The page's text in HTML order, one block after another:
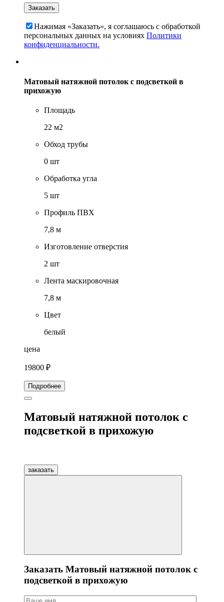
Нажимая «Заказать», я соглашаюсь c обработкой
персональных данных на условиях Политики
конфиденциальности.
Матовый натяжной потолок с подсветкой в
прихожую
Площадь
22 м2
Обход трубы
0 шт
Обработка угла
5 шт
Профиль ПВХ
7,8 м
Изготовление отверстия
2 шт
Лента маскировочная
7,8 м
Цвет
белый
цена
19800 ₽
Подробнее
Матовый натяжной потолок с
подсветкой в прихожую
заказать
Заказать Матовый натяжной потолок с
подсветкой в прихожую